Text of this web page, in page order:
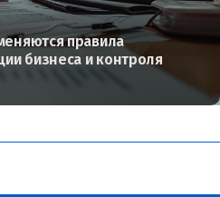
правила
бизнеса и контроля